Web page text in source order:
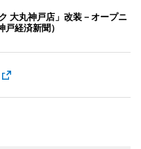
大丸神戸店」改装－オープニ
経済新聞）